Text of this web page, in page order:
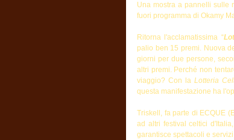
Una mostra a pannelli sulle
fuori programma di Okamy
Ritorna l'acclamatissima “
palio ben 15 premi. Nuova
giorni per due persone,
altri premi. Perché non
viaggio? Con la Lotteria
questa manifestazione ha
Triskell, fa parte di ECQUE
ad altri festival celtici
garantisce spettacoli e